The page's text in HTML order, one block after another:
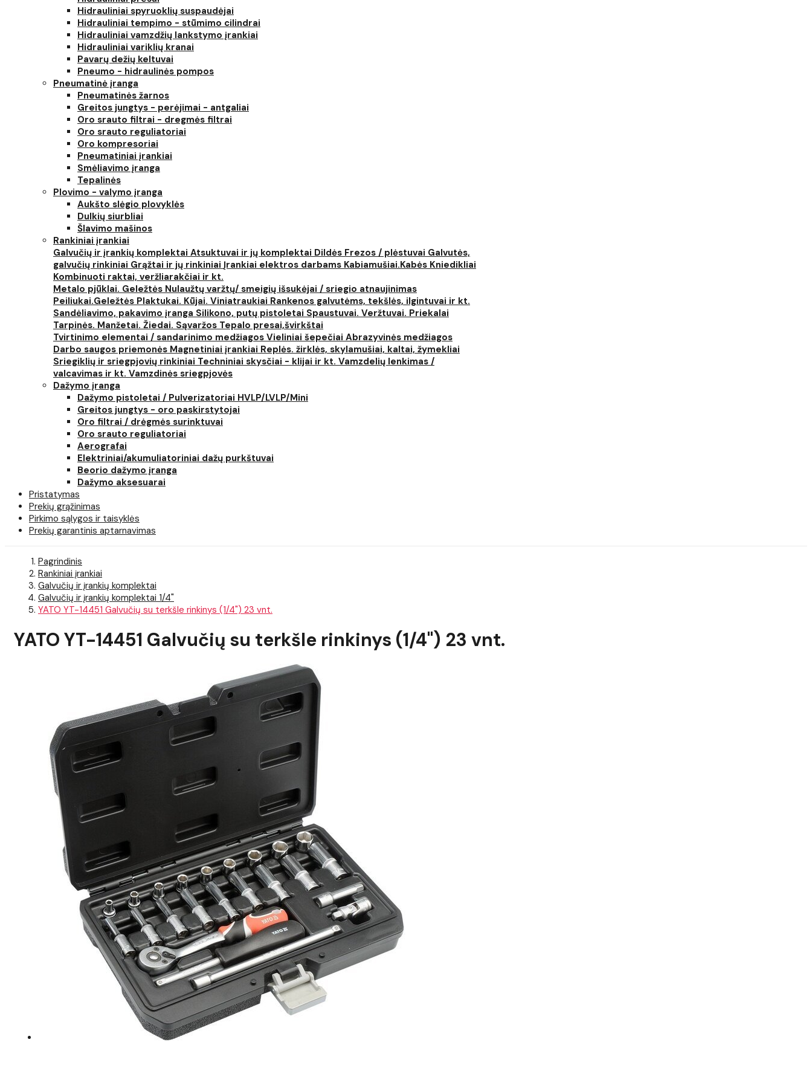
Hidrauliniai spyruoklių suspaudėjai
Hidrauliniai tempimo - stūmimo cilindrai
Hidrauliniai vamzdžių lankstymo įrankiai
Hidrauliniai variklių kranai
Pavarų dežių keltuvai
Pneumo - hidraulinės pompos
Pneumatinė įranga
Pneumatinės žarnos
Greitos jungtys - perėjimai - antgaliai
Oro srauto filtrai - dregmės filtrai
Oro srauto reguliatoriai
Oro kompresoriai
Pneumatiniai įrankiai
Smėliavimo įranga
Tepalinės
Plovimo - valymo įranga
Aukšto slėgio plovyklės
Dulkių siurbliai
Šlavimo mašinos
Rankiniai įrankiai
Galvučių ir įrankių komplektai Atsuktuvai ir jų komplektai Dildės Frezos / plėstuvai Galvutės,
galvučių rinkiniai Grąžtai ir jų rinkiniai Įrankiai elektros darbams Kabiamušiai.Kabės Kniedikliai
Kombinuoti raktai, veržliarakčiai ir kt.
Metalo pjūklai. Geležtės Nulaužtų varžtų/ smeigių išsukėjai / sriegio atnaujinimas
Peiliukai.Geležtės Plaktukai. Kūjai. Viniatraukiai Rankenos galvutėms, tekšlės, ilgintuvai ir kt.
Sandėliavimo, pakavimo įranga Silikono, putų pistoletai Spaustuvai. Veržtuvai. Priekalai
Tarpinės. Manžetai. Žiedai. Sąvaržos Tepalo presai,švirkštai
Tvirtinimo elementai / sandarinimo medžiagos Vieliniai šepečiai Abrazyvinės medžiagos
Darbo saugos priemonės Magnetiniai įrankiai Replės. žirklės, skylamušiai, kaltai, žymekliai
Sriegiklių ir sriegpjovių rinkiniai Techniniai skysčiai - klijai ir kt. Vamzdelių lenkimas /
valcavimas ir kt. Vamzdinės sriegpjovės
Dažymo įranga
Dažymo pistoletai / Pulverizatoriai HVLP/LVLP/Mini
Greitos jungtys - oro paskirstytojai
Oro filtrai / drėgmės surinktuvai
Oro srauto reguliatoriai
Aerografai
Elektriniai/akumuliatoriniai dažų purkštuvai
Beorio dažymo įranga
Dažymo aksesuarai
Pristatymas
Prekių grąžinimas
Pirkimo sąlygos ir taisyklės
Prekių garantinis aptarnavimas
Pagrindinis
Rankiniai įrankiai
Galvučių ir įrankių komplektai
Galvučių ir įrankių komplektai 1/4"
YATO YT-14451 Galvučių su terkšle rinkinys (1/4") 23 vnt.
YATO YT-14451 Galvučių su terkšle rinkinys (1/4") 23 vnt.